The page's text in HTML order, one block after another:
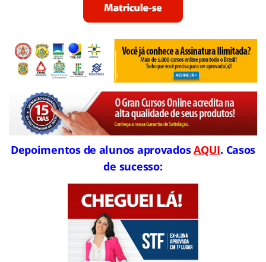
Depoimentos de alunos aprovadosAQUI. Casos
de sucesso: